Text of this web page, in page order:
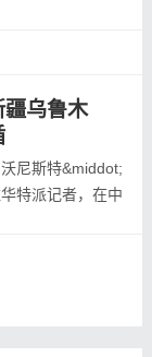
】
乌鲁木
尼斯特&middot;
特派记者，在中